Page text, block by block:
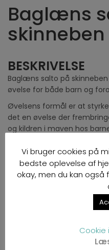
Baglæns
skinneben
BESKRIVELSE
Baglæns salto på
øvelse for både barn og
Øvelsens formål er at
det en øvelse der
og kildren i maven hos
UDFØRELSE
Sæt dig med barnet
Før dine arme over
barnet og få et godt
rotere med og starte
Før barnet det sidste
Vi bruger cookies på
bedste oplevelse af
okay, men du kan
Cookie